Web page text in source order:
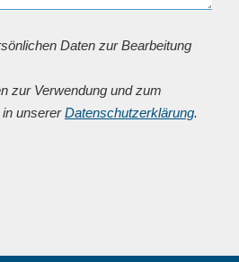
Daten zur Bearbeitung
zur Verwendung und zum
in unsererDatenschutzerklärung.